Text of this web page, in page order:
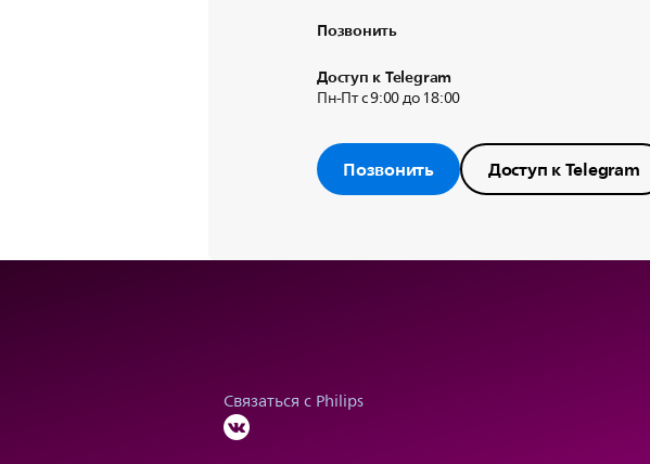
Позвонить
Доступ к Telegram
Пн-Пт с 9:00 до 18:00
Позвонить Доступ к Telegram
Связаться с Philips